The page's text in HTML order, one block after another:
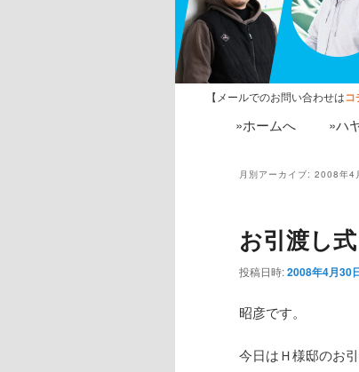
【メールでのお問い合わせはコ
»ホームへ »ハ
月別アーカイブ:2008年4
お引渡し
投稿日時:2008年4月30
昭彦です。
今日はＨ様邸のお引